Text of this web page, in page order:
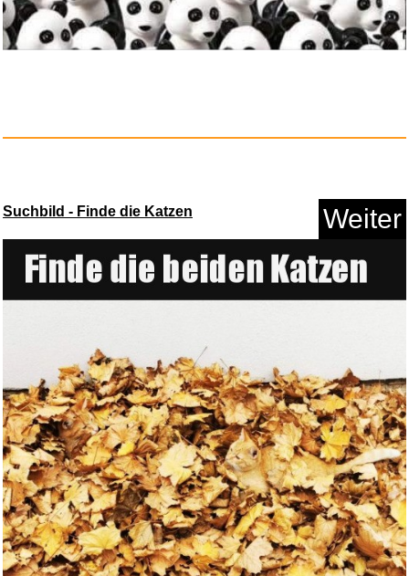
Anzeige
Helene Fischer (Deluxe Version...
Suchbild - Finde die Katzen Weiter